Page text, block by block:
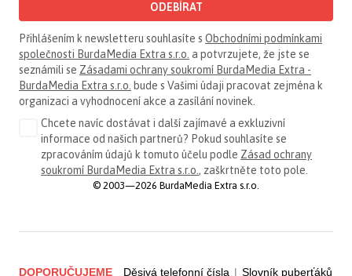
ODEBÍRAT
Přihlášením k newsletteru souhlasíte s Obchodními podmínkami
společnosti BurdaMedia Extra s.r.o. a potvrzujete, že jste se
seznámili se Zásadami ochrany soukromí BurdaMedia Extra -
BurdaMedia Extra s.r.o. bude s Vašimi údaji pracovat zejména k
organizaci a vyhodnocení akce a zasílání novinek.
Chcete navíc dostávat i další zajímavé a exkluzivní
informace od našich partnerů? Pokud souhlasíte se
zpracováním údajů k tomuto účelu podle Zásad ochrany
soukromí BurdaMedia Extra s.r.o., zaškrtněte toto pole.
© 2003—2026 BurdaMedia Extra s.r.o.
DOPORUČUJEME Děsivá telefonní čísla | Slovník puberťáků